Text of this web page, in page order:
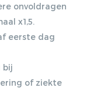
onvoldragen
x1,5.
eerste dag
bij
of ziekte